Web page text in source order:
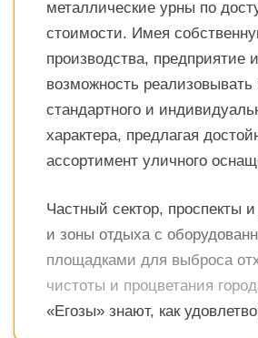
металлические урны по
стоимости. Имея
производства, предприятие
возможность реализовывать
стандартного и
характера, предлагая
ассортимент уличного
Частный сектор, проспекты
и зоны отдыха с
площадками для выброса
чистоты и процветания
«Егозы» знают, как
Read More